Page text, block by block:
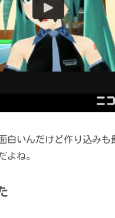
白いんだけど作り込みも
よね。